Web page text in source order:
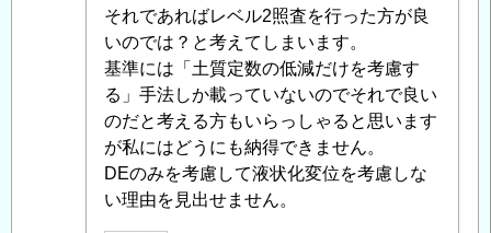
計）」
へ
の
返
信
それであればレベル2照査を行った方が良
いのでは？と考えてしまいます。
基準には「土質定数の低減だけを考慮す
る」手法しか載っていないのでそれで良い
のだと考える方もいらっしゃると思います
が私にはどうにも納得できません。
DEのみを考慮して液状化変位を考慮しな
い理由を見出せません。